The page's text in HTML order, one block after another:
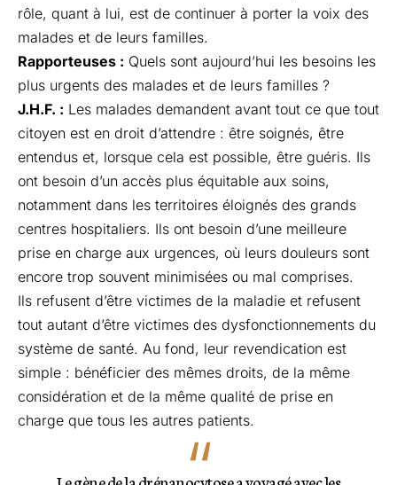
rôle, quant à lui, est de continuer à porter la voix des
malades et de leurs familles.
Rapporteuses : Quels sont aujourd’hui les besoins les
plus urgents des malades et de leurs familles ?
J.H.F. : Les malades demandent avant tout ce que tout
citoyen est en droit d’attendre : être soignés, être
entendus et, lorsque cela est possible, être guéris. Ils
ont besoin d’un accès plus équitable aux soins,
notamment dans les territoires éloignés des grands
centres hospitaliers. Ils ont besoin d’une meilleure
prise en charge aux urgences, où leurs douleurs sont
encore trop souvent minimisées ou mal comprises.
Ils refusent d’être victimes de la maladie et refusent
tout autant d’être victimes des dysfonctionnements du
système de santé. Au fond, leur revendication est
simple : bénéficier des mêmes droits, de la même
considération et de la même qualité de prise en
charge que tous les autres patients.